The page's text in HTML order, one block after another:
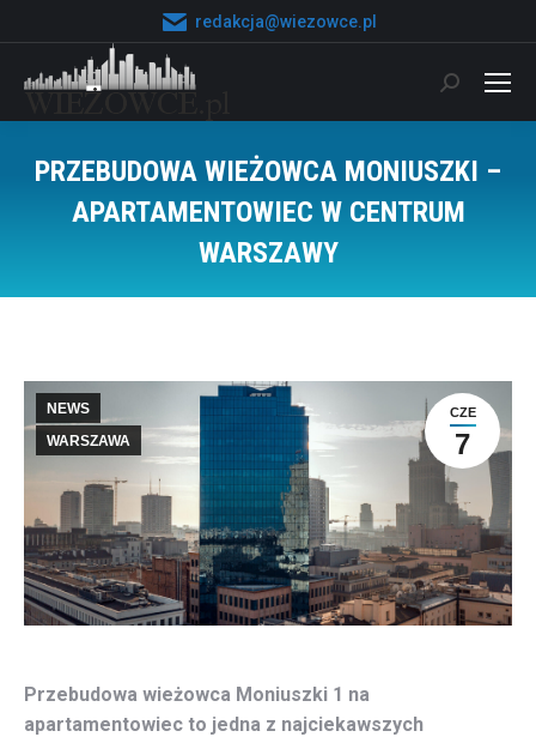
redakcja@wiezowce.pl
Szukaj:
PRZEBUDOWA WIEŻOWCA MONIUSZKI –
APARTAMENTOWIEC W CENTRUM
WARSZAWY
CZE
7
NEWS
WARSZAWA
Przebudowa wieżowca Moniuszki 1 na
apartamentowiec to jedna z najciekawszych